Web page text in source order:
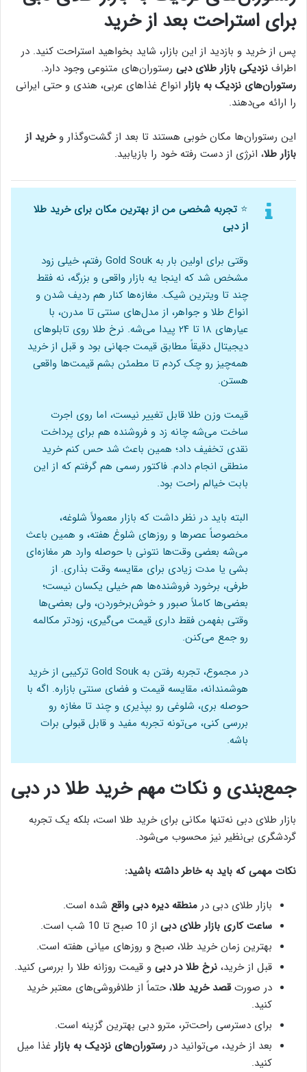
برای استراحت بعد از خرید
پس از خرید و بازدید از این بازار، شاید بخواهید استراحت کنید. در
اطراف نزدیکی بازار طلای دبی رستوران‌های متنوعی وجود دارد.
رستوران‌های نزدیک به بازارانواع غذاهای عربی، هندی و حتی ایرانی
را ارائه می‌دهند.
این رستوران‌ها مکان خوبی هستند تا بعد از گشت‌وگذار وخرید از
بازار طلا، انرژی از دست رفته خود را بازیابید.
⭐ تجربه شخصی من از بهترین مکان برای خرید طلا
از دبی
وقتی برای اولین بار به Gold Souk رفتم، خیلی زود
مشخص شد که اینجا یه بازار واقعی و بزرگه، نه فقط
چند تا ویترین شیک. مغازه‌ها کنار هم ردیف شدن و
انواع طلا و جواهر، از مدل‌های سنتی تا مدرن، با
عیارهای ۱۸ تا ۲۴ پیدا می‌شه. نرخ طلا روی تابلوهای
دیجیتال دقیقاً مطابق قیمت جهانی بود و قبل از خرید
همه‌چیز رو چک کردم تا مطمئن بشم قیمت‌ها واقعی
هستن.
قیمت وزن طلا قابل تغییر نیست، اما روی اجرت
ساخت می‌شه چانه زد و فروشنده هم برای پرداخت
نقدی تخفیف داد؛ همین باعث شد حس کنم خرید
منطقی انجام دادم. فاکتور رسمی هم گرفتم که از این
بابت خیالم راحت بود.
البته باید در نظر داشت که بازار معمولاً شلوغه،
مخصوصاً عصرها و روزهای شلوغ هفته، و همین باعث
می‌شه بعضی وقت‌ها نتونی با حوصله وارد هر مغازه‌ای
بشی یا مدت زیادی برای مقایسه وقت بذاری. از
طرفی، برخورد فروشنده‌ها هم خیلی یکسان نیست؛
بعضی‌ها کاملاً صبور و خوش‌برخوردن، ولی بعضی‌ها
وقتی بفهمن فقط داری قیمت می‌گیری، زودتر مکالمه
رو جمع می‌کنن.
در مجموع، تجربه رفتن به Gold Souk ترکیبی از خرید
هوشمندانه، مقایسه قیمت و فضای سنتی بازاره. اگه با
حوصله بری، شلوغی رو بپذیری و چند تا مغازه رو
بررسی کنی، می‌تونه تجربه مفید و قابل قبولی برات
باشه.
جمع‌بندی و نکات مهم خرید طلا در دبی
بازار طلای دبی نه‌تنها مکانی برای خرید طلا است، بلکه یک تجربه
گردشگری بی‌نظیر نیز محسوب می‌شود.
نکات مهمی که باید به خاطر داشته باشید:
بازار طلای دبی در منطقه دیره دبی واقع شده است.
ساعت کاری بازار طلای دبی از 10 صبح تا 10 شب است.
بهترین زمان خرید طلا، صبح و روزهای میانی هفته است.
قبل از خرید، نرخ طلا در دبی و قیمت روزانه طلا را بررسی کنید.
در صورتقصد خرید طلا، حتماً از طلافروشی‌های معتبر خرید
کنید.
برای دسترسی راحت‌تر، مترو دبی بهترین گزینه است.
بعد از خرید، می‌توانید در رستوران‌های نزدیک به بازار غذا میل
کنید.